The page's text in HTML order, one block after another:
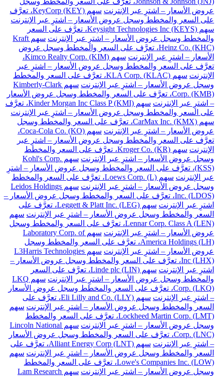
عروض الأسعار – اشترِ عبر الإنترنت
سهم KeyCorp (KEY)، تعرَّف
على السعر والمخطط وسجل عروض الأسعار – اشترِ عبر الإنترنت
سهم Keysight Technologies Inc (KEYS)، تعرَّف على السعر
والمخطط وسجل عروض الأسعار – اشترِ عبر الإنترنت
سهم Kraft
Heinz Co. (KHC)، تعرَّف على السعر والمخطط وسجل عروض
الأسعار – اشترِ عبر الإنترنت
سهم Kimco Realty Corp. (KIM)،
تعرَّف على السعر والمخطط وسجل عروض الأسعار – اشترِ عبر
الإنترنت
سهم KLA Corp. (KLAC)، تعرَّف على السعر والمخطط
وسجل عروض الأسعار – اشترِ عبر الإنترنت
سهم Kimberly-Clark
Corp. (KMB)، تعرَّف على السعر والمخطط وسجل عروض الأسعار
– اشترِ عبر الإنترنت
سهم Kinder Morgan Inc Class P (KMI)، تعرَّف
على السعر والمخطط وسجل عروض الأسعار – اشترِ عبر الإنترنت
سهم CarMax Inc. (KMX)، تعرَّف على السعر والمخطط وسجل
عروض الأسعار – اشترِ عبر الإنترنت
سهم Coca-Cola Co. (KO)،
تعرَّف على السعر والمخطط وسجل عروض الأسعار – اشترِ عبر
الإنترنت
سهم Kroger Co. (KR)، تعرَّف على السعر والمخطط
وسجل عروض الأسعار – اشترِ عبر الإنترنت
سهم Kohl's Corp.
(KSS)، تعرَّف على السعر والمخطط وسجل عروض الأسعار – اشترِ
عبر الإنترنت
سهم Loews Corp. (L)، تعرَّف على السعر والمخطط
وسجل عروض الأسعار – اشترِ عبر الإنترنت
سهم Leidos Holdings
Inc. (LDOS)، تعرَّف على السعر والمخطط وسجل عروض الأسعار –
اشترِ عبر الإنترنت
سهم Leggett & Platt Inc. (LEG)، تعرَّف على
السعر والمخطط وسجل عروض الأسعار – اشترِ عبر الإنترنت سهم
Lennar Corp. Class A (LEN)، تعرَّف على السعر والمخطط وسجل
عروض الأسعار – اشترِ عبر الإنترنت
سهم Laboratory Corp. of
America Holdings (LH)، تعرَّف على السعر والمخطط وسجل
عروض الأسعار – اشترِ عبر الإنترنت
سهم L3Harris Technologies
Inc (LHX)، تعرَّف على السعر والمخطط وسجل عروض الأسعار –
اشترِ عبر الإنترنت
سهم Linde plc (LIN)، تعرَّف على السعر
والمخطط وسجل عروض الأسعار – اشترِ عبر الإنترنت
سهم LKQ
Corp. (LKQ)، تعرَّف على السعر والمخطط وسجل عروض الأسعار
– اشترِ عبر الإنترنت
سهم Eli Lilly and Co. (LLY)، تعرَّف على
السعر والمخطط وسجل عروض الأسعار – اشترِ عبر الإنترنت سهم
Lockheed Martin Corp. (LMT)، تعرَّف على السعر والمخطط
وسجل عروض الأسعار – اشترِ عبر الإنترنت
سهم Lincoln National
Corp. (LNC)، تعرَّف على السعر والمخطط وسجل عروض الأسعار
– اشترِ عبر الإنترنت
سهم Alliant Energy Corp (LNT)، تعرَّف على
السعر والمخطط وسجل عروض الأسعار – اشترِ عبر الإنترنت سهم
Lowe's Companies Inc. (LOW)، تعرَّف على السعر والمخطط
وسجل عروض الأسعار – اشترِ عبر الإنترنت
سهم Lam Research